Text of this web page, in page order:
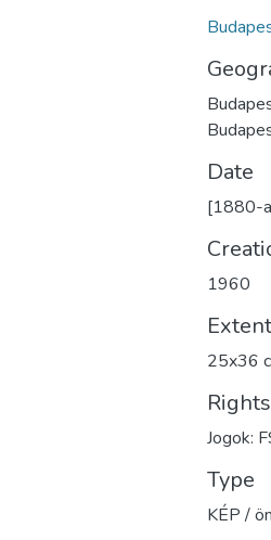
Date
[1880-
1960
Extent
25x36
Rights
Jogok:
Type
KÉP /